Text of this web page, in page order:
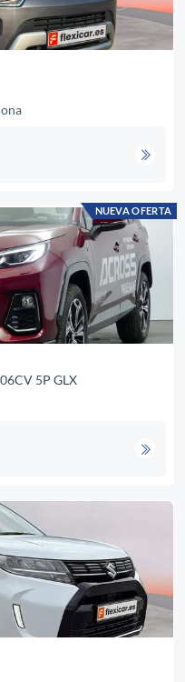
NUEVA OFERTA
5P GLX